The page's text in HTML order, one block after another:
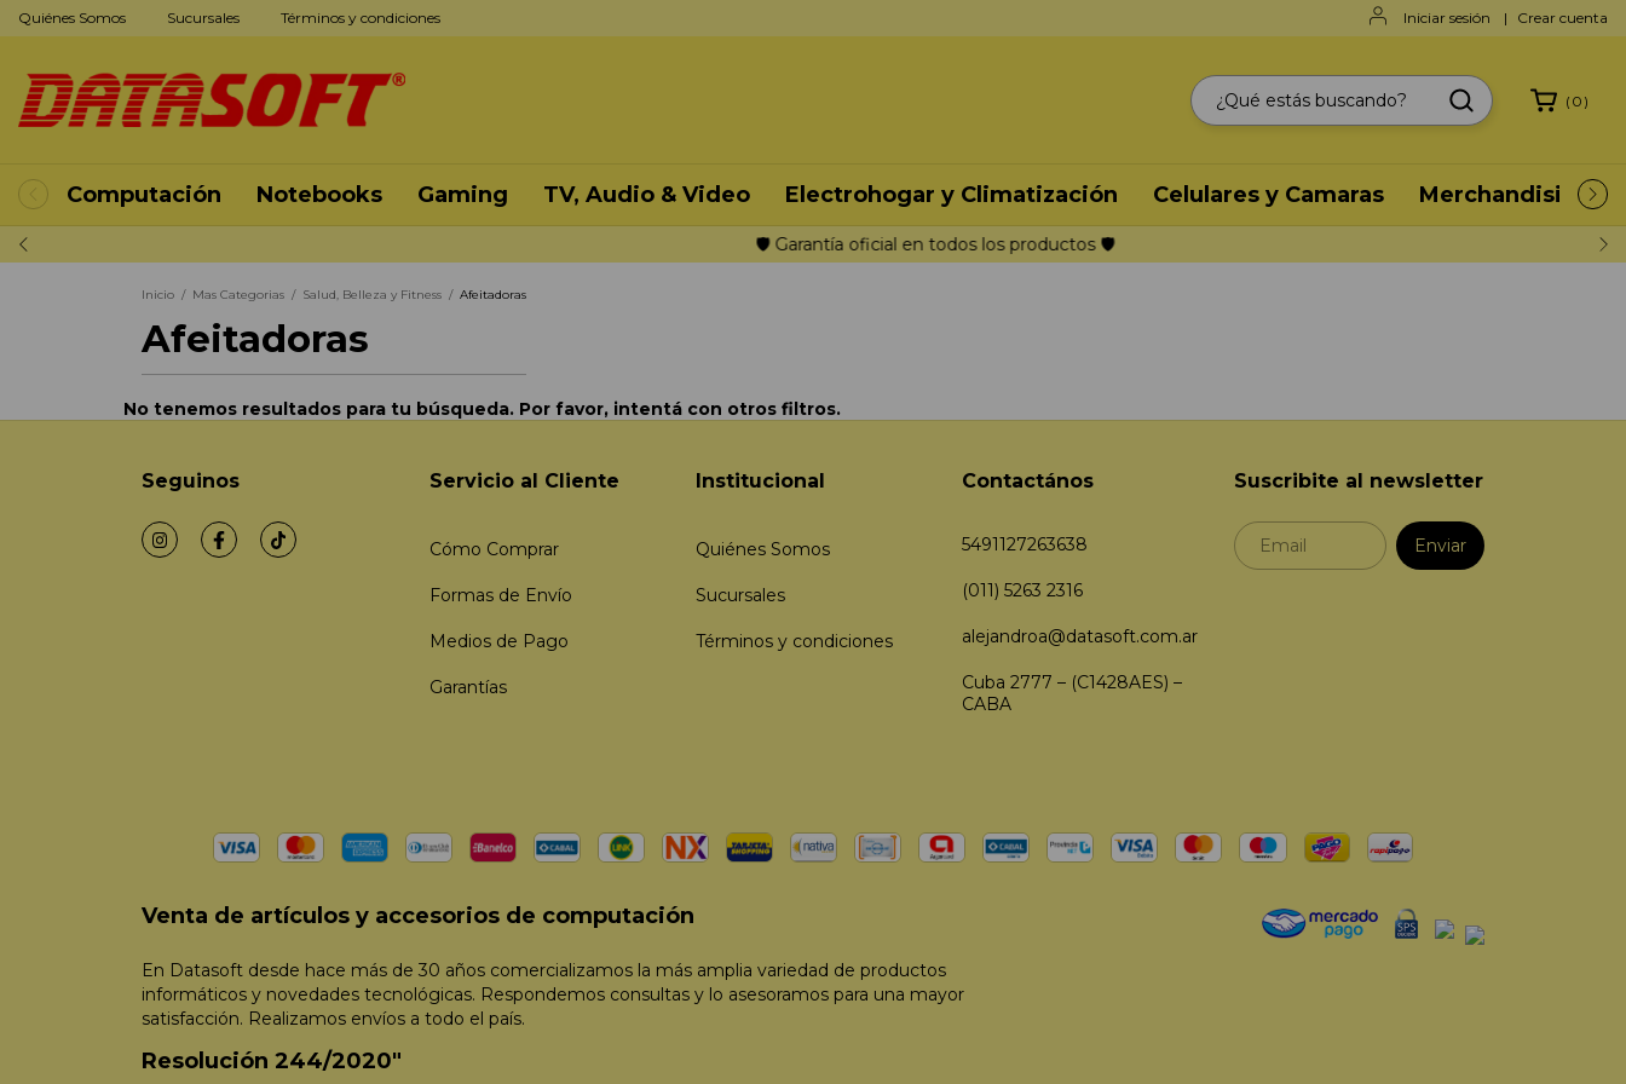
Quiénes Somos Sucursales Términos y condiciones Iniciar sesión | Crear cuenta
🛡️ Garantía oficial en todos los productos 🛡️
( 0 )
Computación Notebooks Gaming TV, Audio & Video Electrohogar y Climatización Celulares y Camaras Merchandising
Inicio / Mas Categorias / Salud, Belleza y Fitness / Afeitadoras
Afeitadoras
No tenemos resultados para tu búsqueda. Por favor, intentá con otros filtros.
Seguinos Servicio al Cliente
Cómo Comprar
Formas de Envío
Medios de Pago
Garantías
Institucional
Quiénes Somos
Sucursales
Términos y condiciones
Contactános
5491127263638
(011) 5263 2316
alejandroa@datasoft.com.ar
Cuba 2777 – (C1428AES) –
CABA
Suscribite al newsletter
Venta de artículos y accesorios de computación
En Datasoft desde hace más de 30 años comercializamos la más amplia variedad de productos
informáticos y novedades tecnológicas. Respondemos consultas y lo asesoramos para una mayor
satisfacción. Realizamos envíos a todo el país.
Resolución 244/2020"